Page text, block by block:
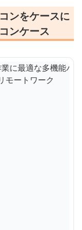
ンをケースに
ンケース